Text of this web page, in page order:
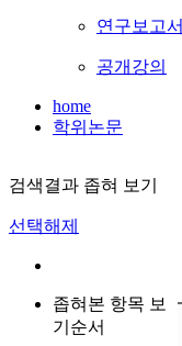
연구보고서
공개강의
home
학위논문
검색결과 좁혀 보기
선택해제
좁혀본 항목 보
기순서